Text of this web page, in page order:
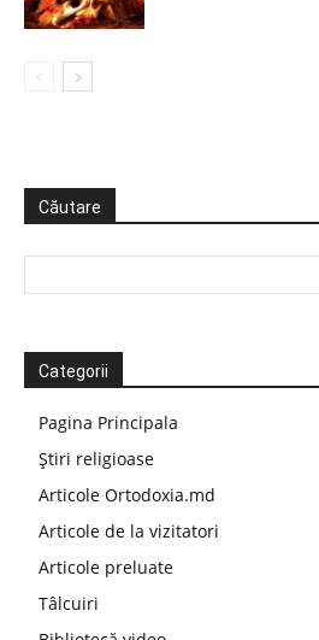
Căutare
Categorii
Pagina Principala
Știri religioase
Articole Ortodoxia.md
Articole de la vizitatori
Articole preluate
Tâlcuiri